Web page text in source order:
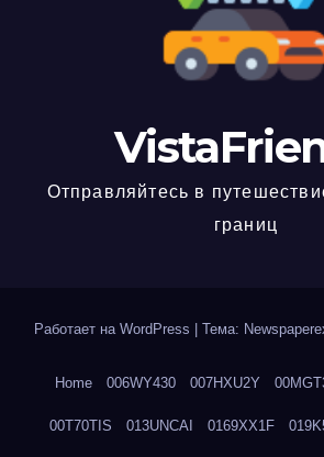
Отправляйтесь в
границ
Работает на WordPress Тема:
Home 006WY430 007HXU2Y
00T70TIS 013UNCAI 0169XX1F